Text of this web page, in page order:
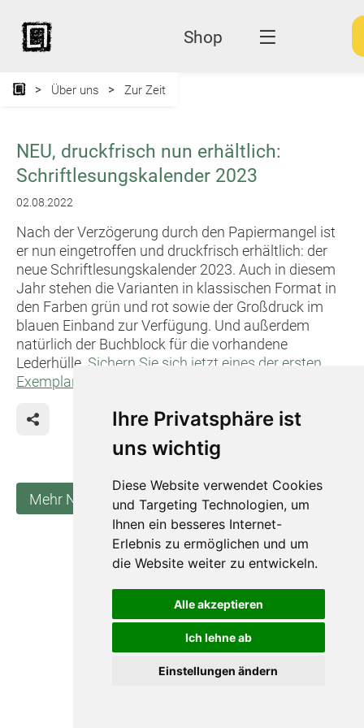
Ihre Privatsphäre ist
uns wichtig
Diese Website verwendet Cookies
und Targeting Technologien, um
Ihnen ein besseres Internet-
Erlebnis zu ermöglichen und um
die Website weiter zu entwickeln.
Alle akzeptieren
Ich lehne ab
Einstellungen ändern
Shop
Über uns Zur Zeit
NEU, druckfrisch nun erhältlich:
Schriftlesungskalender 2023
02.08.2022
Nach der Verzögerung durch den Papiermangel ist
er nun eingetroffen und druckfrisch erhältlich: der
neue Schriftlesungskalender 2023. Auch in diesem
Jahr stehen die Varianten in klassischen Format in
den Farben grün und rot sowie der Großdruck im
blauen Einband zur Verfügung. Und außerdem
natürlich der Buchblock für die vorhandene
Lederhülle. Sichern Sie sich jetzt eines der ersten
Exemplare der neuen Schriftlesungskalenders 2023
Mehr Neuigkeiten anzeigen
Impressum
Barrierefreiheit
Widerruf
Sitemap